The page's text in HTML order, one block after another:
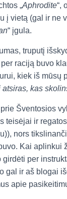
„Aphrodite“,
į vietą (gal ir ne
“ įgula.
truputį
raciją buvo
kiek iš mūsų
kas
Šventosios
teisėjai ir
nors
Kai aplinkui
girdėti per
gal ir aš blogai
apie